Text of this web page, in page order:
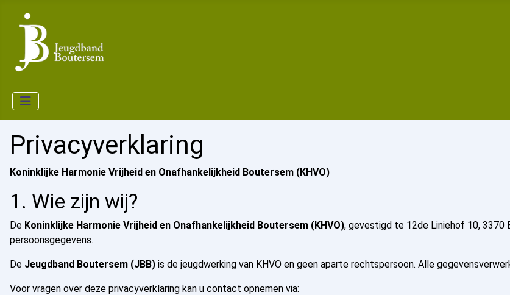
Privacyverklaring
Koninklijke Harmonie Vrijheid en Onafhankelijkheid Boutersem (KHVO)
1. Wie zijn wij?
De Koninklijke Harmonie Vrijheid en Onafhankelijkheid Boutersem (KHVO), gevestigd te 12de Liniehof 10, 3370
persoonsgegevens.
De Jeugdband Boutersem (JBB) is de jeugdwerking van KHVO en geen aparte rechtspersoon. Alle
Voor vragen over deze privacyverklaring kan u contact opnemen via: